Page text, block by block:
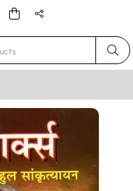
results.